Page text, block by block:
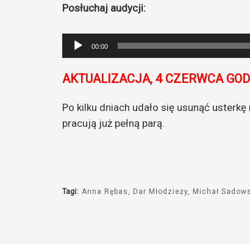
Posłuchaj audycji:
Odtwarzacz
plików
dźwiękowych
00:00
AKTUALIZACJA, 4 CZERWCA
Po kilku dniach udało się usunąć
pracują już pełną parą.
Tagi: Anna Rębas Dar Młodzieży Michał